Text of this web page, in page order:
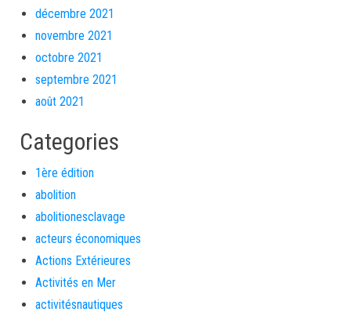
décembre 2021
novembre 2021
octobre 2021
septembre 2021
août 2021
Categories
1ère édition
abolition
abolitionesclavage
acteurs économiques
Actions Extérieures
Activités en Mer
activitésnautiques